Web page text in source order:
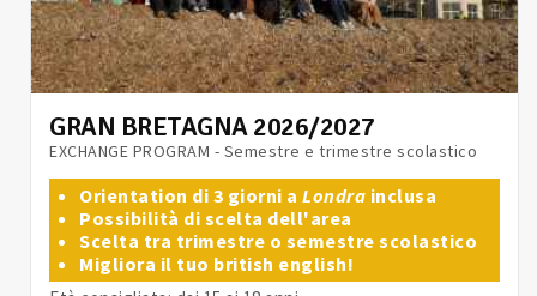
GRAN BRETAGNA 2026/2027
EXCHANGE PROGRAM - Semestre e trimestre scolastico
Orientation di 3 giorni a Londra inclusa
Possibilità di scelta dell'area
Scelta tra trimestre o semestre scolastico
Migliora il tuo british english!